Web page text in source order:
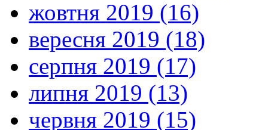
жовтня 2019 (16)
вересня 2019 (18)
серпня 2019 (17)
липня 2019 (13)
червня 2019 (15)